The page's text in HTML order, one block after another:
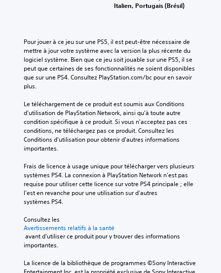
Italien, Portugais (Brésil)
Pour jouer à ce jeu sur une PS5, il est peut-être nécessaire de
mettre à jour votre système avec la version la plus récente du
logiciel système. Bien que ce jeu soit jouable sur une PS5, il se
peut que certaines de ses fonctionnalités ne soient disponibles
que sur une PS4. Consultez PlayStation.com/bc pour en savoir
plus.
Le téléchargement de ce produit est soumis aux Conditions
d'utilisation de PlayStation Network, ainsi qu'à toute autre
condition spécifique à ce produit. Si vous n'acceptez pas ces
conditions, ne téléchargez pas ce produit. Consultez les
Conditions d'utilisation pour obtenir d'autres informations
importantes.
Frais de licence à usage unique pour télécharger vers plusieurs
systèmes PS4. La connexion à PlayStation Network n'est pas
requise pour utiliser cette licence sur votre PS4 principale ; elle
l'est en revanche pour une utilisation sur d'autres
systèmes PS4.
Consultez les
Avertissements relatifs à la santé
importantes.
La licence de la bibliothèque de programmes ©Sony Interactive